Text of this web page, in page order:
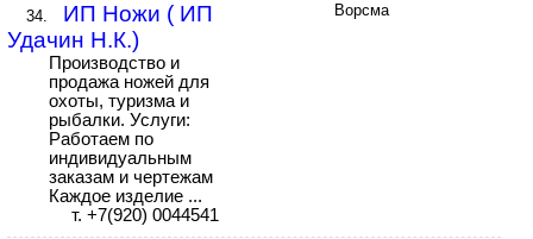
34.
ИП Ножи ( ИП
Удачин Н.К.)
Производство и
продажа ножей для
охоты, туризма и
рыбалки. Услуги:
Работаем по
индивидуальным
заказам и чертежам
Каждое изделие ...
т. +7(920) 0044541
Ворсма